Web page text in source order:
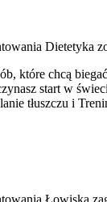
Dietetyka
które chcą
start w
tłuszczu i
Łowiska